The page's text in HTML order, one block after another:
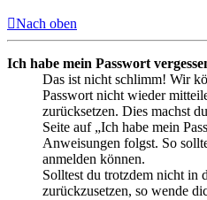
Nach oben
Ich habe mein Passwort
Das ist nicht schlimm! Wir
Passwort nicht wieder
zurücksetzen. Dies machst
Seite auf „Ich habe mein
Anweisungen folgst. So
anmelden können.
Solltest du trotzdem nicht in
zurückzusetzen, so wende